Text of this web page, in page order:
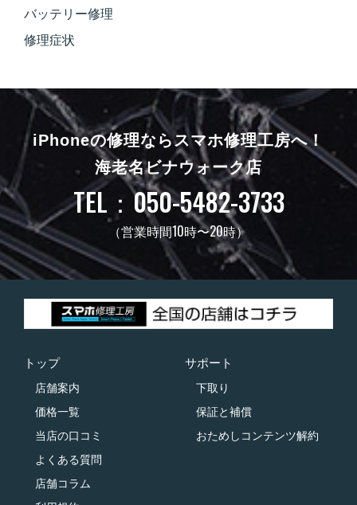
バッテリー修理
修理症状
iPhoneの修理ならスマホ修理工房へ！
海老名ビナウォーク店
TEL：050-5482-3733
（営業時間10時〜20時）
トップ
店舗案内
価格一覧
当店の口コミ
よくある質問
店舗コラム
サポート
下取り
保証と補償
おためしコンテンツ解約